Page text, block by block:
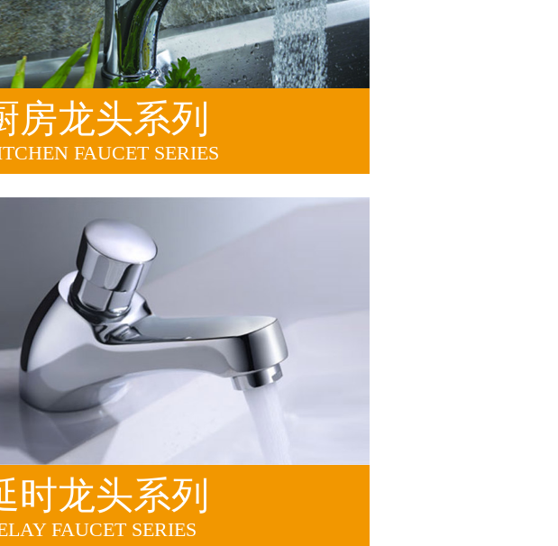
房龙头系列
FAUCET SERIES
时龙头系列
FAUCET SERIES